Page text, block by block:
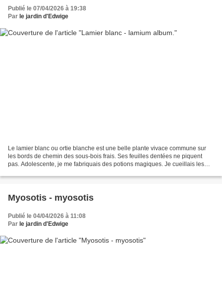
Publié le 07/04/2026 à 19:38
Par le jardin d'Edwige
Le lamier blanc ou ortie blanche est une belle plante vivace commune sur
les bords de chemin des sous-bois frais. Ses feuilles dentées ne piquent
pas. Adolescente, je me fabriquais des potions magiques. Je cueillais les
Myosotis - myosotis
Publié le 04/04/2026 à 11:08
Par le jardin d'Edwige